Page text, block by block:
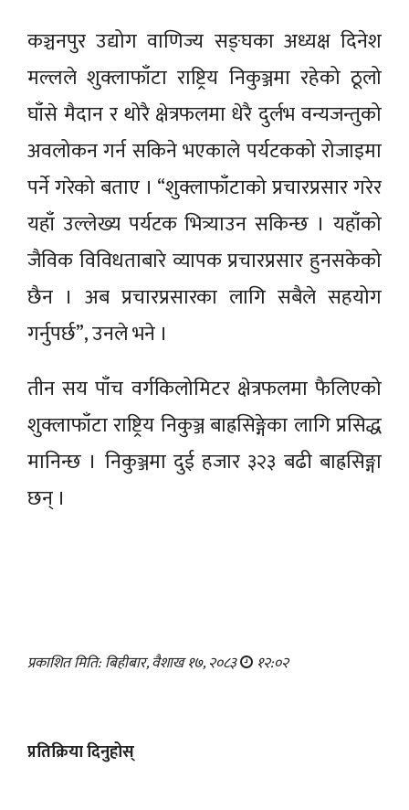
कञ्चनपुर उद्योग वाणिज्य सङ्घका अध्यक्ष दिनेश
मल्लले शुक्लाफाँटा राष्ट्रिय निकुञ्जमा रहेको ठूलो
घाँसे मैदान र थोरै क्षेत्रफलमा धेरै दुर्लभ वन्यजन्तुको
अवलोकन गर्न सकिने भएकाले पर्यटकको रोजाइमा
पर्ने गरेको बताए । “शुक्लाफाँटाको प्रचारप्रसार गरेर
यहाँ उल्लेख्य पर्यटक भित्र्याउन सकिन्छ । यहाँको
जैविक विविधताबारे व्यापक प्रचारप्रसार हुनसकेको
छैन । अब प्रचारप्रसारका लागि सबैले सहयोग
गर्नुपर्छ”, उनले भने ।
तीन सय पाँच वर्गकिलोमिटर क्षेत्रफलमा फैलिएको
शुक्लाफाँटा राष्ट्रिय निकुञ्ज बाह्रसिङ्गेका लागि प्रसिद्ध
मानिन्छ । निकुञ्जमा दुई हजार ३२३ बढी बाह्रसिङ्गा
छन् ।
प्रकाशित मिति: बिहीबार, वैशाख १७, २०८३ १२:०२
प्रतिक्रिया दिनुहोस्